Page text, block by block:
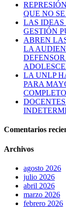
QUE NO
LAS IDEAS
GESTIÓN
ABREN
LA
LA UNLP
PARA
COMPLETO
Comentarios
Archivos
agosto 2026
julio 2026
abril 2026
marzo 2026
febrero 2026